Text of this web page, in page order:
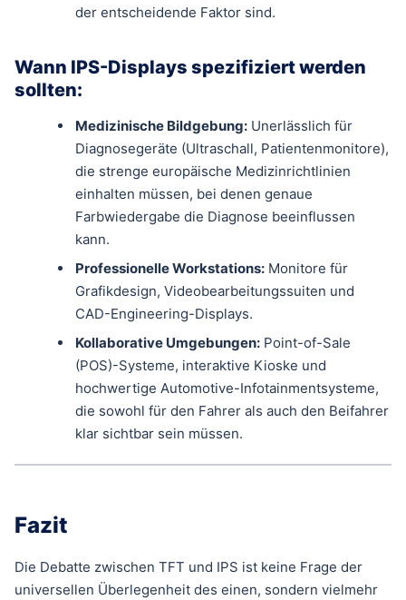
der entscheidende Faktor sind.
Wann IPS-Displays spezifiziert werden
sollten:
Medizinische Bildgebung: Unerlässlich für
Diagnosegeräte (Ultraschall, Patientenmonitore),
die strenge europäische Medizinrichtlinien
einhalten müssen, bei denen genaue
Farbwiedergabe die Diagnose beeinflussen
kann.
Professionelle Workstations: Monitore für
Grafikdesign, Videobearbeitungssuiten und
CAD-Engineering-Displays.
Kollaborative Umgebungen: Point-of-Sale
(POS)-Systeme, interaktive Kioske und
hochwertige Automotive-Infotainmentsysteme,
die sowohl für den Fahrer als auch den Beifahrer
klar sichtbar sein müssen.
Fazit
Die Debatte zwischen TFT und IPS ist keine Frage der
universellen Überlegenheit des einen, sondern vielmehr